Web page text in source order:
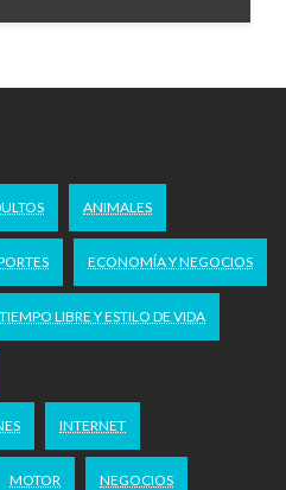
ANIMALES
ECONOMÍA Y NEGOCIOS
LIBRE Y ESTILO DE VIDA
INTERNET
MOTOR NEGOCIOS